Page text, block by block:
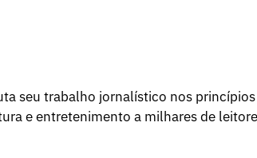
seu trabalho jornalístico nos princípios
e entretenimento a milhares de